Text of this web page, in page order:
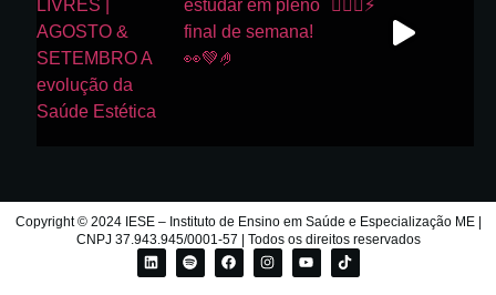
Copyright © 2024 IESE – Instituto de Ensino em Saúde e Especialização ME |
CNPJ 37.943.945/0001-57 | Todos os direitos reservados